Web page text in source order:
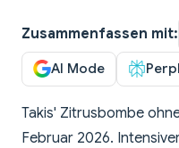
Zusammenfassen mit:
AI Mode
Takis' Zitrusbombe
Februar 2026.